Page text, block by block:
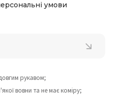
умови
рукавом;
вовни та не має коміру;